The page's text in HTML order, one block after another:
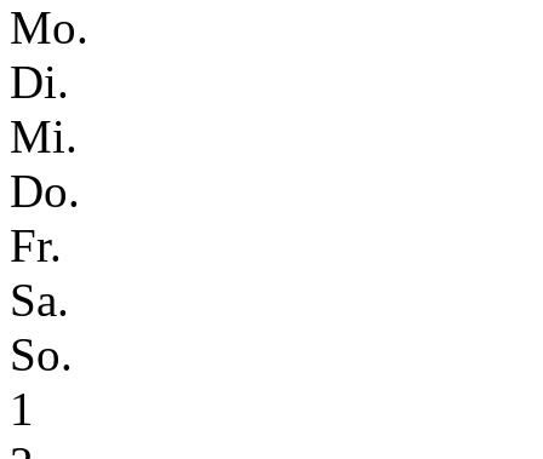
Mo.
Di.
Mi.
Do.
Fr.
Sa.
So.
1